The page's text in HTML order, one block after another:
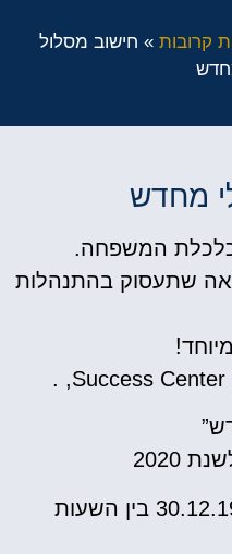
קרובות » חישוב מסלול
מחדש
המשפחה.
שתעסוק בהתנהלות
2020
האירוע יתקיים ביום שני 30.12.19 בין השעות